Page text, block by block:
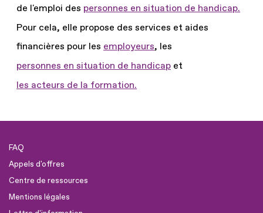
de l'emploi des personnes en situation de handicap.
Pour cela, elle propose des services et aides
financières pour les employeurs, les
personnes en situation de handicap et
les acteurs de la formation.
FAQ
Appels d'offres
Centre de ressources
Mentions légales